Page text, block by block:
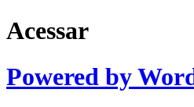
Acessar
Powered by